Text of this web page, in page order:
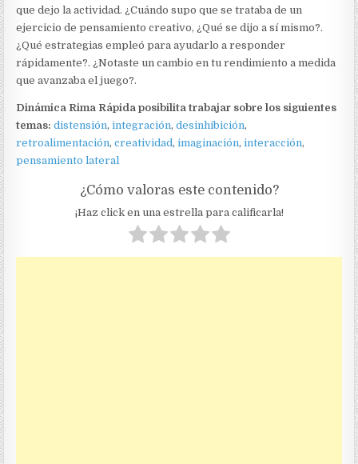
que dejo la actividad. ¿Cuándo supo que se trataba de un
ejercicio de pensamiento creativo, ¿Qué se dijo a sí mismo?.
¿Qué estrategias empleó para ayudarlo a responder
rápidamente?. ¿Notaste un cambio en tu rendimiento a medida
que avanzaba el juego?.
Dinámica Rima Rápida posibilita trabajar sobre los siguientes
temas:distensión,integración,desinhibición,
retroalimentación,creatividad,imaginación,interacción,
pensamiento lateral
¿Cómo valoras este contenido?
¡Haz click en una estrella para calificarla!